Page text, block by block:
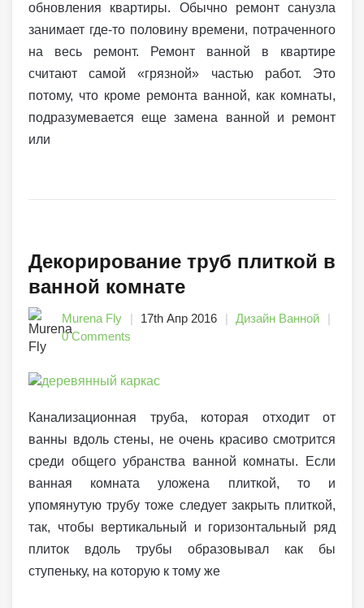
обновления квартиры. Обычно ремонт санузла
занимает где-то половину времени, потраченного
на весь ремонт. Ремонт ванной в квартире
считают самой «грязной» частью работ. Это
потому, что кроме ремонта ванной, как комнаты,
подразумевается еще замена ванной и ремонт
или
Декорирование труб плиткой в
ванной комнате
Murena Fly 17th Апр 2016
Дизайн Ванной
0 Comments
Канализационная труба, которая отходит от
ванны вдоль стены, не очень красиво смотрится
среди общего убранства ванной комнаты. Если
ванная комната уложена плиткой, то и
упомянутую трубу тоже следует закрыть плиткой,
так, чтобы вертикальный и горизонтальный ряд
плиток вдоль трубы образовывал как бы
ступеньку, на которую к тому же